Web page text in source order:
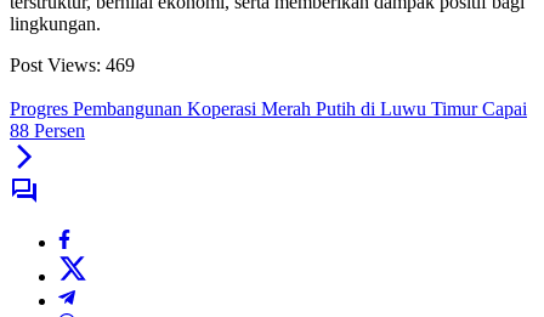
lingkungan.
Post Views: 469
Progres Pembangunan Koperasi Merah Putih di Luwu Timur Capai
88 Persen